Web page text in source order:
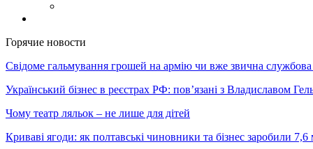
Горячие новости
Свідоме гальмування грошей на армію чи вже звична службова
Український бізнес в реєстрах РФ: пов’язані з Владиславом
Чому театр ляльок – не лише для дітей
Криваві ягоди: як полтавські чиновники та бізнес заробили 7,6